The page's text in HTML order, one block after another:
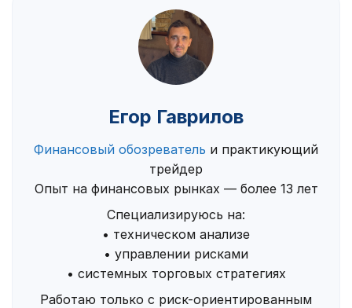
Егор Гаврилов
Финансовый обозреватель и практикующий
трейдер
Опыт на финансовых рынках — более 13 лет
Специализируюсь на:
• техническом анализе
• управлении рисками
• системных торговых стратегиях
Работаю только с риск-ориентированным